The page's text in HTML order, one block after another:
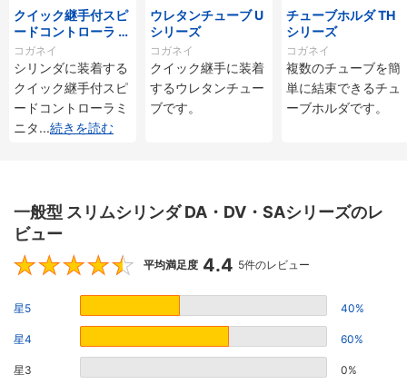
クイック継手付スピ
ードコントローラ ス
タンダードタイプ S
C□-M・SS□-Mシ
リーズ
コガネイ
シリンダに装着する
クイック継手付スピ
ードコントローラミ
ニタ...続きを読む
ウレタンチューブ U
シリーズ
コガネイ
クイック継手に装着
するウレタンチュー
ブです。
チューブホルダ TH
シリーズ
コガネイ
複数のチューブを簡
単に結束できるチュ
ーブホルダです。
一般型 スリムシリンダ DA・DV・SAシリーズのレ
ビュー
4.4
平均満足度 4.4 5件のレビュー
星5 40%
星4 60%
星3 0%